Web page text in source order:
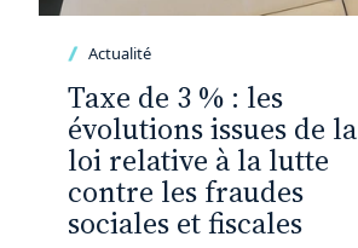
Actualité
Taxe de 3 % : les
évolutions issues de la
loi relative à la lutte
contre les fraudes
sociales et fiscales